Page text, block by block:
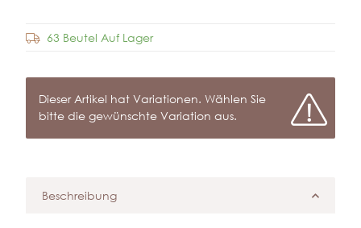
63 Beutel Auf Lager
x
Dieser Artikel hat Variationen. Wählen Sie
bitte die gewünschte Variation aus.
Beschreibung